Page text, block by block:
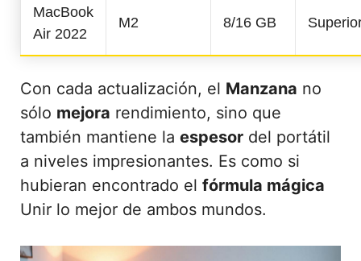
MacBook
Air 2022
M2 8/16 GB
Con cada actualización, el Manzana no
sólo mejora rendimiento, sino que
también mantiene la espesor del portátil
a niveles impresionantes. Es como si
hubieran encontrado el fórmula mágica
Unir lo mejor de ambos mundos.